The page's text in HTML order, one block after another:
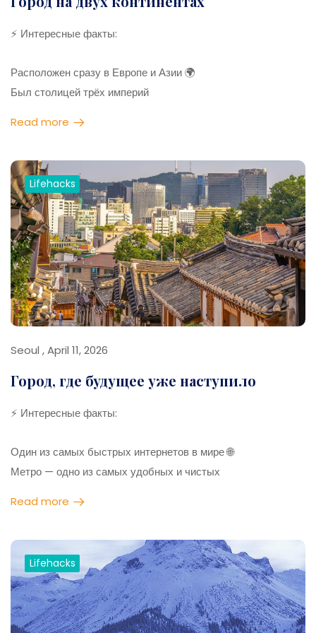
⚡ Интересные факты:
Расположен сразу в Европе и Азии 🌍
Был столицей трёх империй
💡 Лайфхаки:
Плати наличными на рынках
Торговаться — нормально 😄
Попробуй уличный симит и чай
Лучшие виды — с крыш кафе
Read more
Lifehacks
Seoul , April 11, 2026
Город, где будущее уже наступило
⚡ Интересные факты:
Один из самых быстрых интернетов в мире 🌐
Метро — одно из самых удобных и чистых
💡 Лайфхаки:
Купи T-money карту для транспорта
Уличная еда — must try 🍜
Google Maps работает хуже → используй местные
Read more
Lifehacks